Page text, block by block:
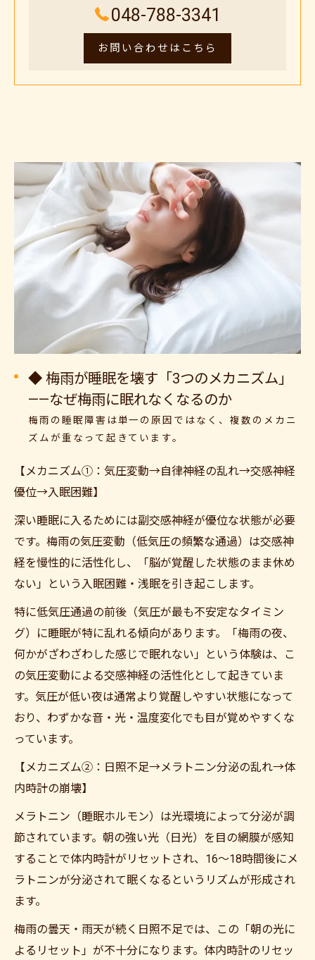
048-788-3341
お問い合わせはこちら
◆ 梅雨が睡眠を壊す「3つのメカニズム」
——なぜ梅雨に眠れなくなるのか
梅雨の睡眠障害は単一の原因ではなく、複数のメカニ
ズムが重なって起きています。
【メカニズム①：気圧変動→自律神経の乱れ→交感神経
優位→入眠困難】
深い睡眠に入るためには副交感神経が優位な状態が必要
です。梅雨の気圧変動（低気圧の頻繁な通過）は交感神
経を慢性的に活性化し、「脳が覚醒した状態のまま休め
ない」という入眠困難・浅眠を引き起こします。
特に低気圧通過の前後（気圧が最も不安定なタイミン
グ）に睡眠が特に乱れる傾向があります。「梅雨の夜、
何かがざわざわした感じで眠れない」という体験は、こ
の気圧変動による交感神経の活性化として起きていま
す。気圧が低い夜は通常より覚醒しやすい状態になって
おり、わずかな音・光・温度変化でも目が覚めやすくな
っています。
【メカニズム②：日照不足→メラトニン分泌の乱れ→体
内時計の崩壊】
メラトニン（睡眠ホルモン）は光環境によって分泌が調
節されています。朝の強い光（日光）を目の網膜が感知
することで体内時計がリセットされ、16〜18時間後にメ
ラトニンが分泌されて眠くなるというリズムが形成され
ます。
梅雨の曇天・雨天が続く日照不足では、この「朝の光に
よるリセット」が不十分になります。体内時計のリセッ